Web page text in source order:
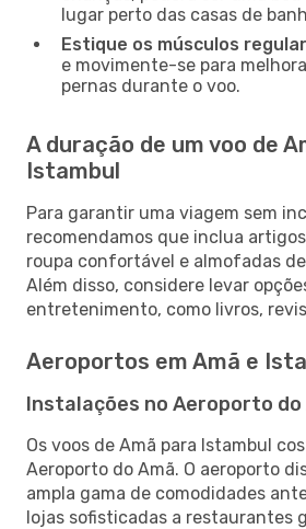
lugar perto das casas de
Estique os músculos
e movimente-se para
pernas durante o voo.
A duração de um voo de
Istambul
Para garantir uma viagem sem
recomendamos que inclua
roupa confortável e almofadas
Além disso, considere levar
entretenimento, como livros,
Aeroportos em Amã e
Instalações no Aeroporto do
Os voos de Amã para Istambul
Aeroporto do Amã. O aeroporto
ampla gama de comodidades
lojas sofisticadas a restaurantes